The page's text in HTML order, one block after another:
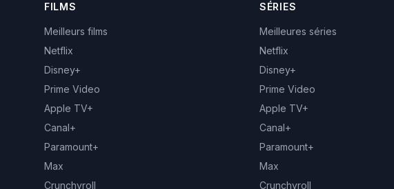
FILMS
Meilleurs films
Netflix
Disney+
Prime Video
Apple TV+
Canal+
Paramount+
Max
Crunchyroll
SÉRIES
Meilleures séries
Netflix
Disney+
Prime Video
Apple TV+
Canal+
Paramount+
Max
Crunchyroll